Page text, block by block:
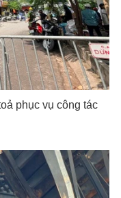
phục vụ công tác